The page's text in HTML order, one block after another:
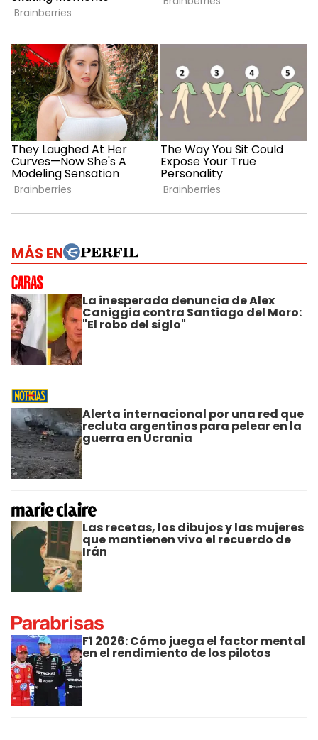
MÁS EN
La inesperada denuncia de Alex
Caniggia contra Santiago del Moro:
"El robo del siglo"
Alerta internacional por una red que
recluta argentinos para pelear en la
guerra en Ucrania
Las recetas, los dibujos y las mujeres
que mantienen vivo el recuerdo de
Irán
F1 2026: Cómo juega el factor mental
en el rendimiento de los pilotos